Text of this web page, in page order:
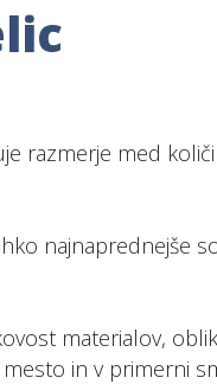
razmerje med
najnaprednejše
materialov,
in v primerni